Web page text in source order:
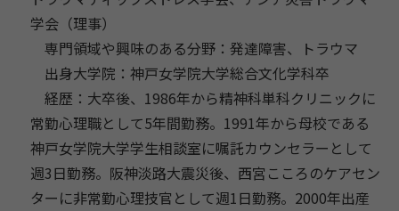
学会（理事）
専門領域や興味のある分野：発達障害、トラウマ
出身大学院：神戸女学院大学総合文化学科卒
経歴：大卒後、1986年から精神科単科クリニックに
常勤心理職として5年間勤務。1991年から母校である
神戸女学院大学学生相談室に嘱託カウンセラーとして
週3日勤務。阪神淡路大震災後、西宮こころのケアセン
ターに非常勤心理技官として週1日勤務。2000年出産